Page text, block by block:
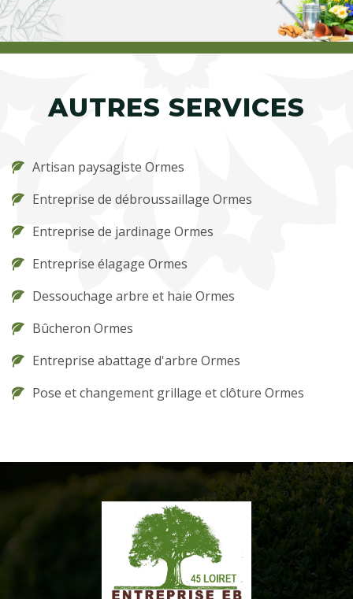
AUTRES SERVICES
Artisan paysagiste Ormes
Entreprise de débroussaillage Ormes
Entreprise de jardinage Ormes
Entreprise élagage Ormes
Dessouchage arbre et haie Ormes
Bûcheron Ormes
Entreprise abattage d'arbre Ormes
Pose et changement grillage et clôture Ormes